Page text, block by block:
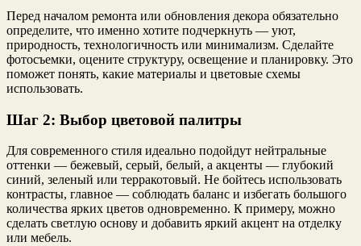
Перед началом ремонта или обновления декора обязательно
определите, что именно хотите подчеркнуть — уют,
природность, технологичность или минимализм. Сделайте
фотосъемки, оцените структуру, освещение и планировку. Это
поможет понять, какие материалы и цветовые схемы
использовать.
Шаг 2: Выбор цветовой палитры
Для современного стиля идеально подойдут нейтральные
оттенки — бежевый, серый, белый, а акценты — глубокий
синий, зеленый или терракотовый. Не бойтесь использовать
контрасты, главное — соблюдать баланс и избегать большого
количества ярких цветов одновременно. К примеру, можно
сделать светлую основу и добавить яркий акцент на отделку
или мебель.